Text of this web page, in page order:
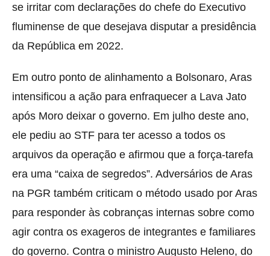
se irritar com declarações do chefe do Executivo
fluminense de que desejava disputar a presidência
da República em 2022.
Em outro ponto de alinhamento a Bolsonaro, Aras
intensificou a ação para enfraquecer a Lava Jato
após Moro deixar o governo. Em julho deste ano,
ele pediu ao STF para ter acesso a todos os
arquivos da operação e afirmou que a força-tarefa
era uma “caixa de segredos”. Adversários de Aras
na PGR também criticam o método usado por Aras
para responder às cobranças internas sobre como
agir contra os exageros de integrantes e familiares
do governo. Contra o ministro Augusto Heleno, do